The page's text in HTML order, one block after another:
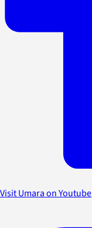
Visit Umara on Youtube